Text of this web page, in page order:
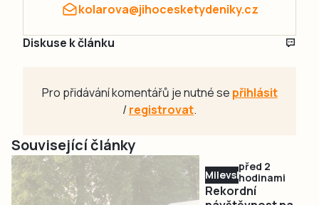
kolarova@jihocesketydeniky.cz
Diskuse k článku
Pro přidávání komentářů je nutné se přihlásit
/registrovat.
Související články
Milevsko
před 2
hodinami
Rekordní